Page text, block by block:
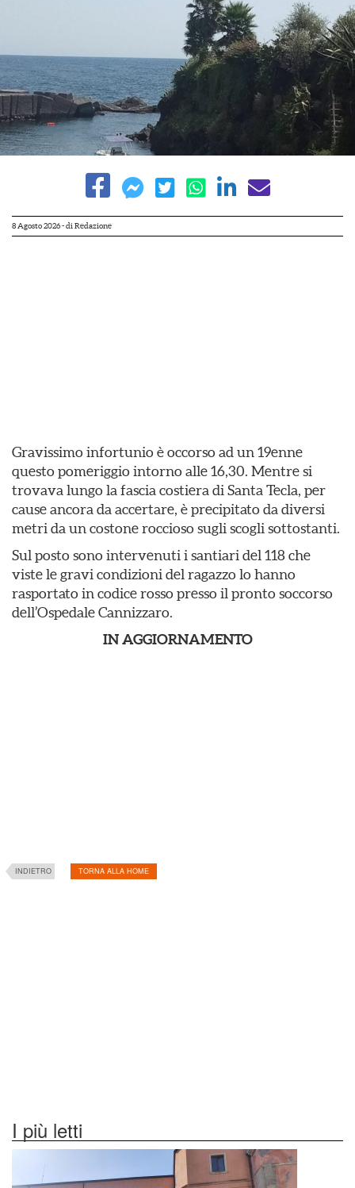
8 Agosto 2026- di Redazione
Gravissimo infortunio è occorso ad un 19enne
questo pomeriggio intorno alle 16,30. Mentre si
trovava lungo la fascia costiera di Santa Tecla, per
cause ancora da accertare, è precipitato da diversi
metri da un costone roccioso sugli scogli sottostanti.
Sul posto sono intervenuti i santiari del 118 che
viste le gravi condizioni del ragazzo lo hanno
rasportato in codice rosso presso il pronto soccorso
dell’Ospedale Cannizzaro.
IN AGGIORNAMENTO
INDIETRO TORNA ALLA HOME
I più letti